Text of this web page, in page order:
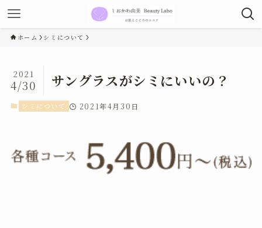
ホーム シミについて
サングラスがシミにいいの？
2021
4/30
シミについて 2021年4月30日